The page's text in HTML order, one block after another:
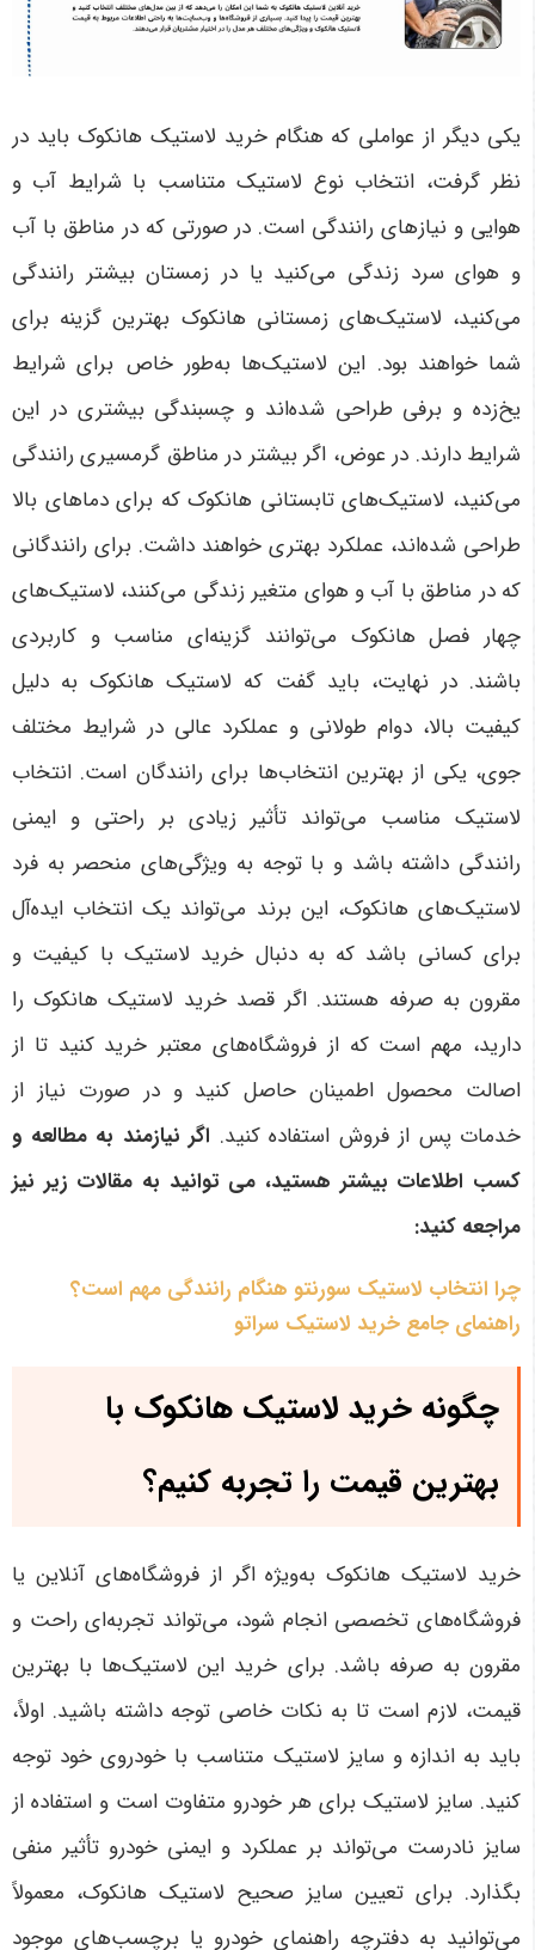
یکی دیگر از عواملی که هنگام خرید لاستیک هانکوک باید در
نظر گرفت، انتخاب نوع لاستیک متناسب با شرایط آب و
هوایی و نیازهای رانندگی است. در صورتی که در مناطق با آب
و هوای سرد زندگی می‌کنید یا در زمستان بیشتر رانندگی
می‌کنید، لاستیک‌های زمستانی هانکوک بهترین گزینه برای
شما خواهند بود. این لاستیک‌ها به‌طور خاص برای شرایط
یخ‌زده و برفی طراحی شده‌اند و چسبندگی بیشتری در این
شرایط دارند. در عوض، اگر بیشتر در مناطق گرمسیری رانندگی
می‌کنید، لاستیک‌های تابستانی هانکوک که برای دماهای بالا
طراحی شده‌اند، عملکرد بهتری خواهند داشت. برای رانندگانی
که در مناطق با آب و هوای متغیر زندگی می‌کنند، لاستیک‌های
چهار فصل هانکوک می‌توانند گزینه‌ای مناسب و کاربردی
باشند. در نهایت، باید گفت که لاستیک هانکوک به دلیل
کیفیت بالا، دوام طولانی و عملکرد عالی در شرایط مختلف
جوی، یکی از بهترین انتخاب‌ها برای رانندگان است. انتخاب
لاستیک مناسب می‌تواند تأثیر زیادی بر راحتی و ایمنی
رانندگی داشته باشد و با توجه به ویژگی‌های منحصر به فرد
لاستیک‌های هانکوک، این برند می‌تواند یک انتخاب ایده‌آل
برای کسانی باشد که به دنبال خرید لاستیک با کیفیت و
مقرون به صرفه هستند. اگر قصد خرید لاستیک هانکوک را
دارید، مهم است که از فروشگاه‌های معتبر خرید کنید تا از
اصالت محصول اطمینان حاصل کنید و در صورت نیاز از
خدمات پس از فروش استفاده کنید. اگر نیازمند به مطالعه و
کسب اطلاعات بیشتر هستید، می توانید به مقالات زیر نیز
مراجعه کنید:
چرا انتخاب لاستیک سورنتو هنگام رانندگی مهم است؟
راهنمای جامع خرید لاستیک سراتو
چگونه خرید لاستیک هانکوک با
بهترین قیمت را تجربه کنیم؟
خرید لاستیک هانکوک به‌ویژه اگر از فروشگاه‌های آنلاین یا
فروشگاه‌های تخصصی انجام شود، می‌تواند تجربه‌ای راحت و
مقرون به صرفه باشد. برای خرید این لاستیک‌ها با بهترین
قیمت، لازم است تا به نکات خاصی توجه داشته باشید. اولاً،
باید به اندازه و سایز لاستیک متناسب با خودروی خود توجه
کنید. سایز لاستیک برای هر خودرو متفاوت است و استفاده از
سایز نادرست می‌تواند بر عملکرد و ایمنی خودرو تأثیر منفی
بگذارد. برای تعیین سایز صحیح لاستیک هانکوک، معمولاً
می‌توانید به دفترچه راهنمای خودرو یا برچسب‌های موجود